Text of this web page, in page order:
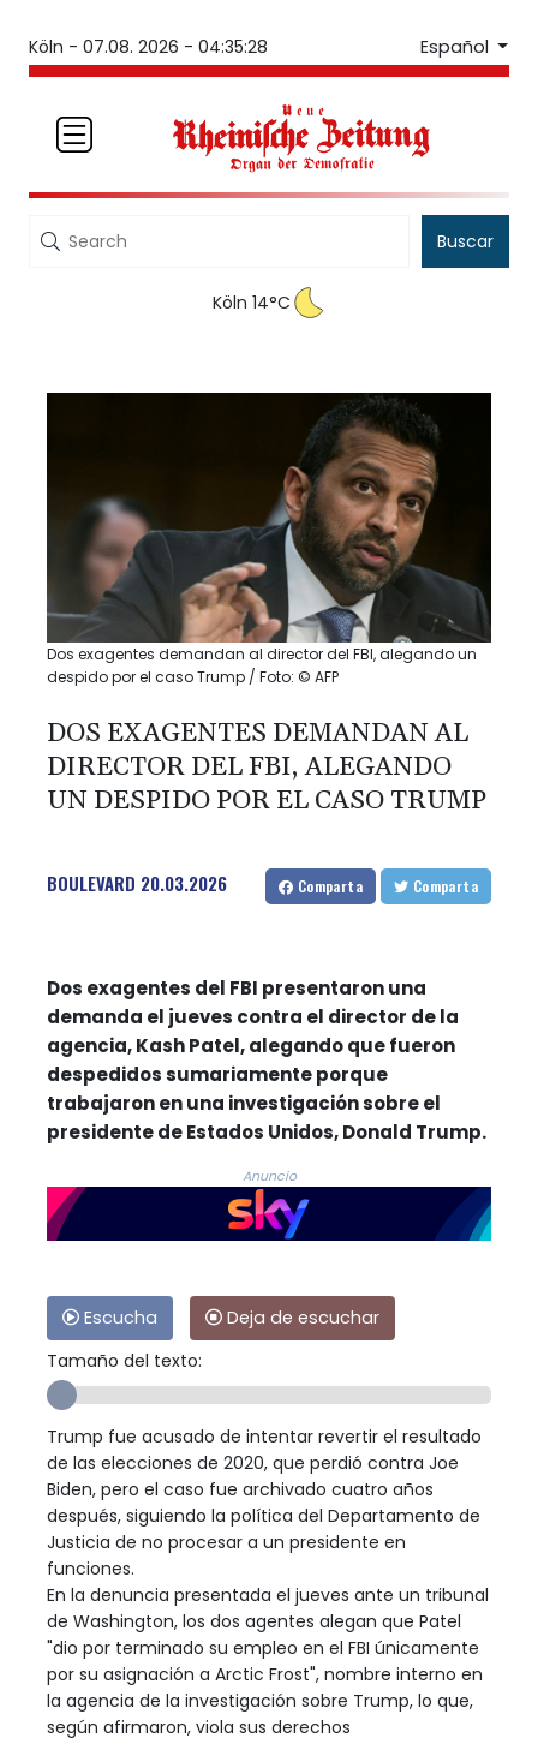
Köln - 07.08. 2026 - 04:35:28 Español
Buscar
Köln 14°C
Dos exagentes demandan al director del FBI, alegando un
despido por el caso Trump / Foto: © AFP
DOS EXAGENTES DEMANDAN AL
DIRECTOR DEL FBI, ALEGANDO
UN DESPIDO POR EL CASO TRUMP
BOULEVARD 20.03.2026 Comparta Comparta
Dos exagentes del FBI presentaron una
demanda el jueves contra el director de la
agencia, Kash Patel, alegando que fueron
despedidos sumariamente porque
trabajaron en una investigación sobre el
presidente de Estados Unidos, Donald Trump.
Anuncio
Escucha
Deja de escuchar
Tamaño del texto:
Trump fue acusado de intentar revertir el resultado
de las elecciones de 2020, que perdió contra Joe
Biden, pero el caso fue archivado cuatro años
después, siguiendo la política del Departamento de
Justicia de no procesar a un presidente en
funciones.
En la denuncia presentada el jueves ante un tribunal
de Washington, los dos agentes alegan que Patel
"dio por terminado su empleo en el FBI únicamente
por su asignación a Arctic Frost", nombre interno en
la agencia de la investigación sobre Trump, lo que,
según afirmaron, viola sus derechos